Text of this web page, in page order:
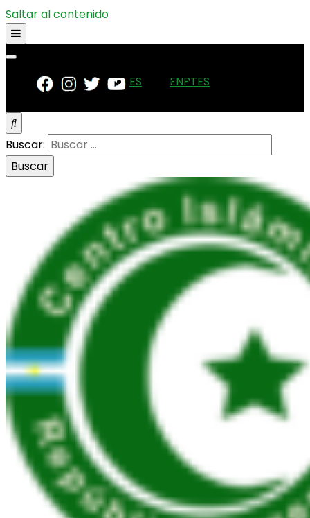
Saltar al contenido
ES ENPTES
Buscar: